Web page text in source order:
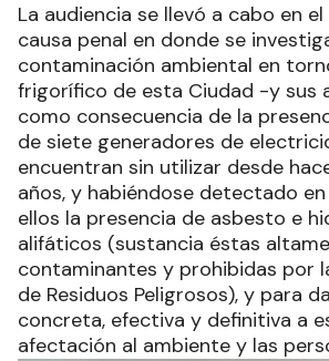
La audiencia se llevó a cabo en
causa penal en donde se
contaminación ambiental en
frigorífico de esta Ciudad -y sus
como consecuencia de la
de siete generadores de
encuentran sin utilizar desde
años, y habiéndose detectado
ellos la presencia de asbesto e
alifáticos (sustancia éstas
contaminantes y prohibidas por
de Residuos Peligrosos), y para
concreta, efectiva y definitiva a
afectación al ambiente y las